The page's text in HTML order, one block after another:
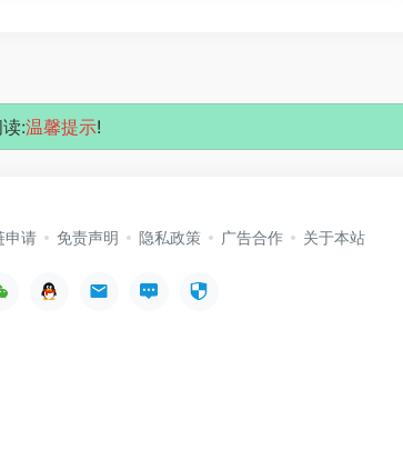
:温馨提示!
申请 免责声明 隐私政策 广告合作 关于本站